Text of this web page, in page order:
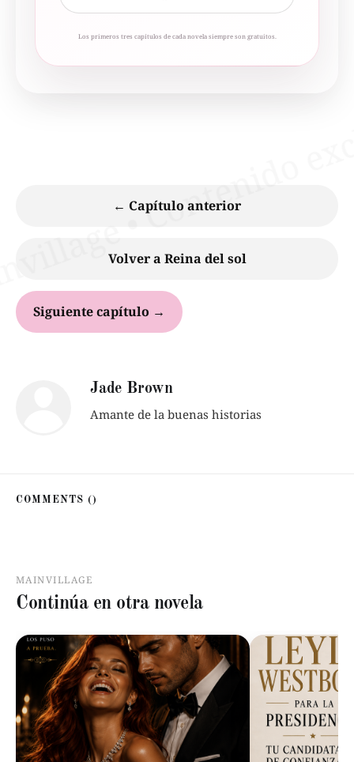
Los primeros tres capítulos de cada novela siempre son gratuitos.
← Capítulo anterior
Volver a Reina del sol
Siguiente capítulo →
Jade Brown
Amante de la buenas historias
COMMENTS ()
MAINVILLAGE
Continúa en otra novela